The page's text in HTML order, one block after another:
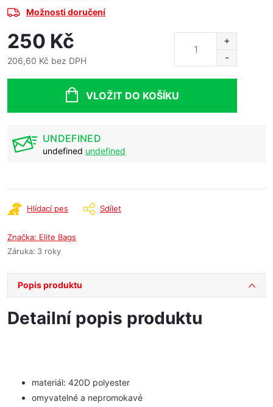
Možnosti doručení
250 Kč
206,60 Kč bez DPH
VLOŽIT DO KOŠÍKU
UNDEFINED
undefined undefined
Hlídací pes Sdílet
Značka: Elite Bags
Záruka: 3 roky
Popis produktu
Detailní popis produktu
materiál: 420D polyester
omyvatelné a nepromokavé